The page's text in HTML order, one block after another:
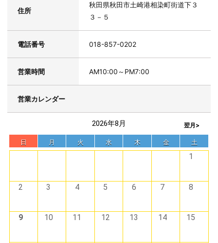
住所
秋田県秋田市土崎港相染町街道下３
３－５
電話番号 018-857-0202
営業時間 AM10:00～PM7:00
営業カレンダー
2026年8月 翌月>
日 月 火 水 木 金
土
1
2 3 4 5 6 7 8
9 10 11 12 13 14 15